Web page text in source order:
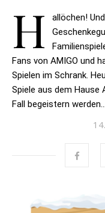
H
allöchen!
Fans von AMIGO und
Spielen im Schrank.
Spiele aus dem Hause
Fall begeistern werden…